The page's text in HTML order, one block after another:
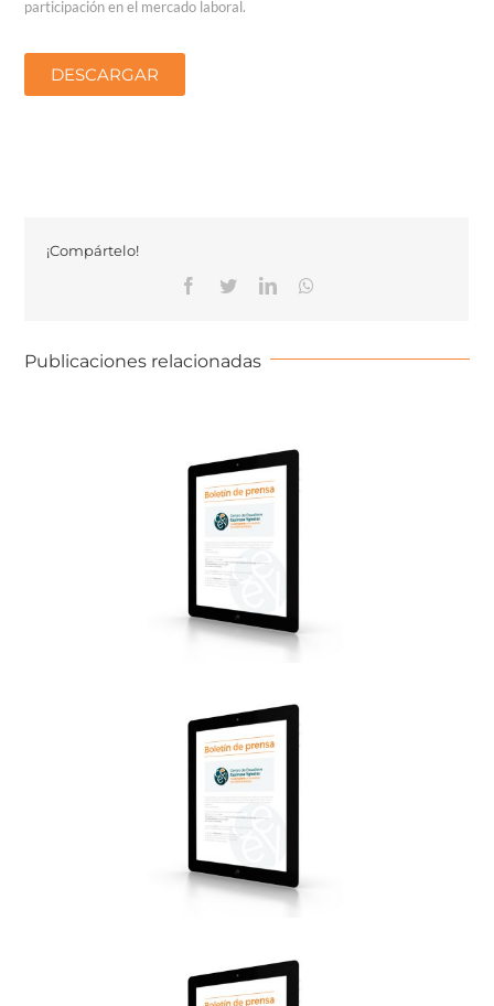
participación en el mercado laboral.
DESCARGAR
¡Compártelo!
Publicaciones relacionadas